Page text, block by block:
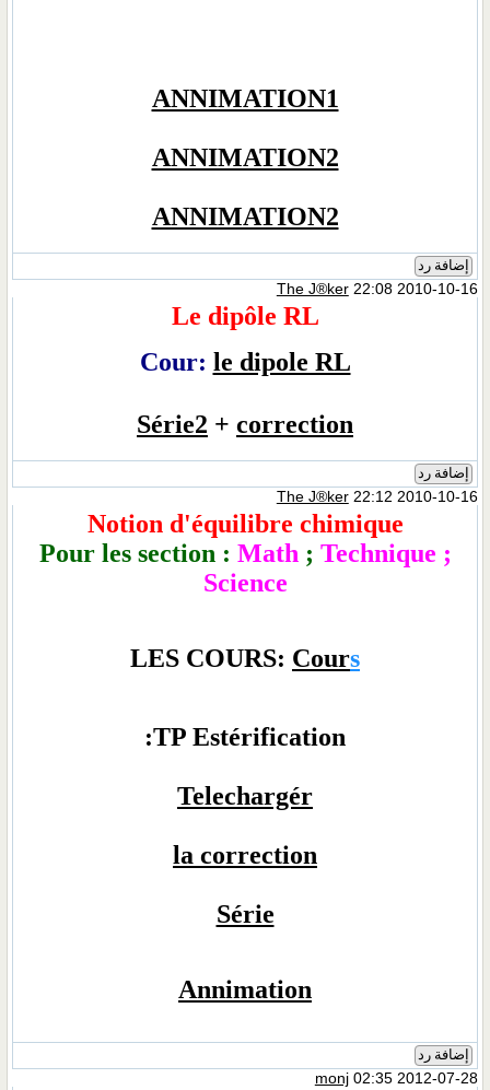
ANNIMATION1
ANNIMATION2
ANNIMATION2
إضافة رد
The J®ker22:08 2010-10-16
Le dipôle RL
Cour: le dipole RL
Série2 + correction
إضافة رد
The J®ker22:12 2010-10-16
Notion d'équilibre chimique
Pour les section : Math ; Technique ;
Science
LES COURS: Cours
TP Estérification:
Telechargér
la correction
Série
Annimation
إضافة رد
monj02:35 2012-07-28